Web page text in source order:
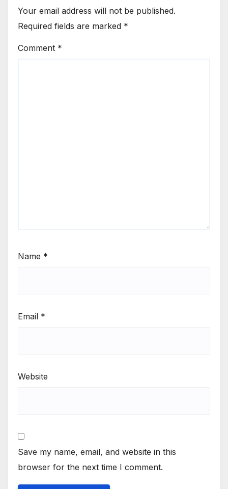
Your email address will not be published.
Required fields are marked *
Comment *
Name *
Email *
Website
Save my name, email, and website in this
browser for the next time I comment.